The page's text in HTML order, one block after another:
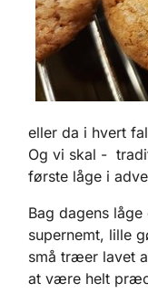
eller da i hvert
Og vi skal -
første låge i
Bag dagens
supernemt, lille
små træer lavet
at være helt